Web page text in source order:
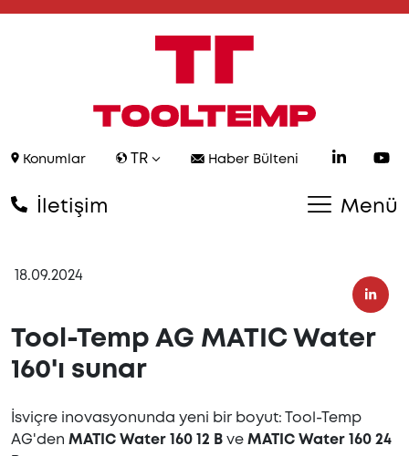
Konumlar TR Haber Bülteni
İletişim Menü
18.09.2024
Tool-Temp AG MATIC Water
160'ı sunar
İsviçre inovasyonunda yeni bir boyut: Tool-Temp
AG'den MATIC Water 160 12 B ve MATIC Water 160 24